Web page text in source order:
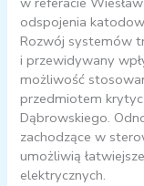
odspojenia
Rozwój systemów
i przewidywany
możliwość
przedmiotem
Dąbrowskiego.
zachodzące w
umożliwią
elektrycznych.